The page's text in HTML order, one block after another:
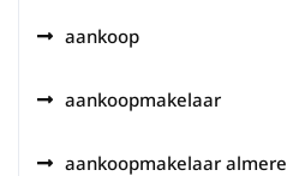
aankoop
aankoopmakelaar
aankoopmakelaar almere